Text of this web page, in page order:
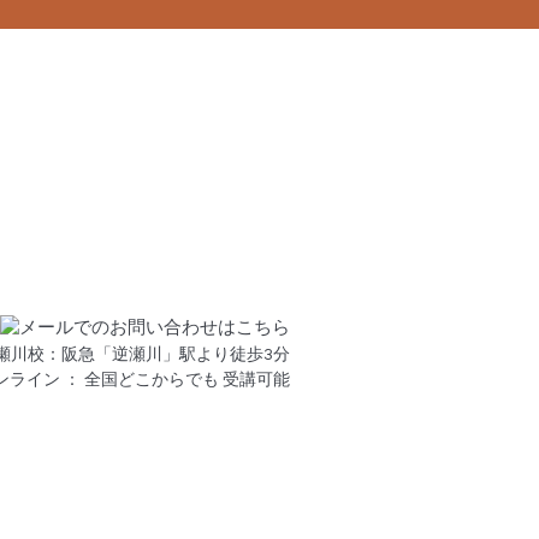
川校：阪急「逆瀬川」駅より徒歩3分
ライン ： 全国どこからでも 受講可能